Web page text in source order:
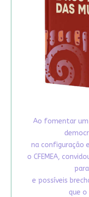
Ao fomentar
na configuração
o CFEMEA,
e possíveis
que